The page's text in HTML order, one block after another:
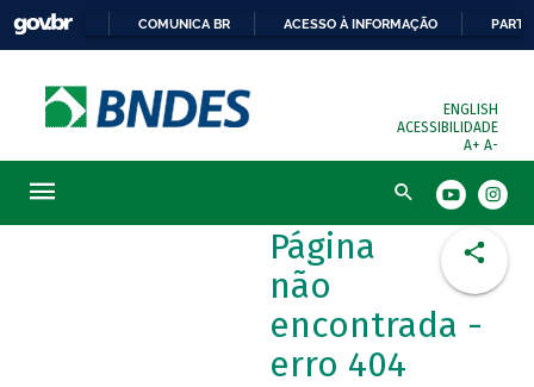
COMUNICA BR ACESSO À INFORMAÇÃO
ENGLISH
ACESSIBILIDADE
A+ A-
Busca
Página
não
encontrada -
erro 404